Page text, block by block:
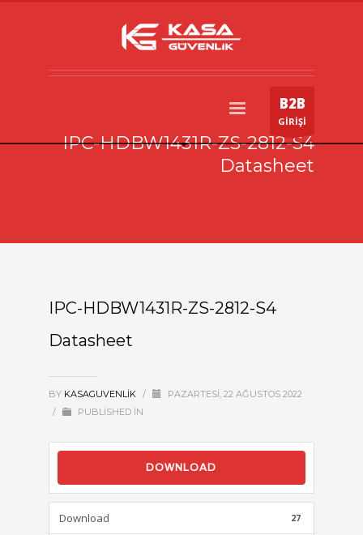
B2B
GİRİŞİ
IPC-HDBW1431R-ZS-2812-S4
Datasheet
IPC-HDBW1431R-ZS-2812-S4
Datasheet
BY KASAGUVENLIK /
PAZARTESI, 22 AĞUSTOS 2022
/
PUBLISHED IN
DOWNLOAD
Download 27